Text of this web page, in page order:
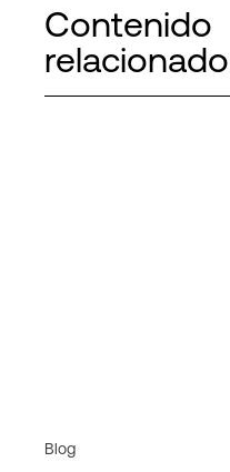
Contenido
relacionado
Blog